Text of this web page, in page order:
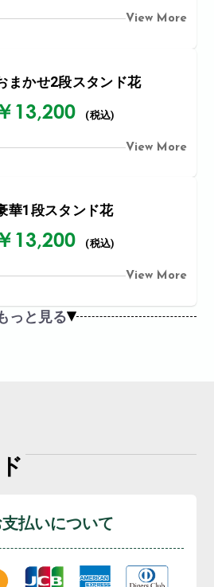
View More
まかせ2段スタンド花
￥13,200 (税込)
View More
華1段スタンド花
￥13,200 (税込)
View More
っと見る
払いについて